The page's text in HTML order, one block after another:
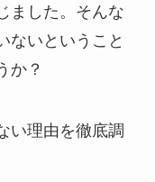
ました。そんな
ないということ
か？
い理由を徹底調